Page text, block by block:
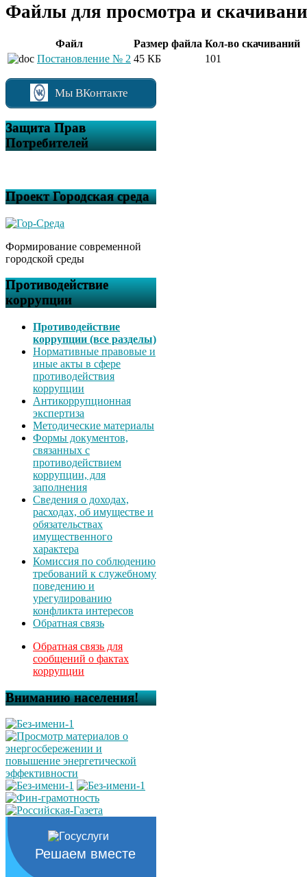
Файлы для просмотра и
Файл Размер файла Кол-во скачиваний
Постановление № 2 45 КБ 101
Мы ВКонтакте
Защита Прав
Потребителей
Проект Городская среда
Формирование современной
городской среды
Противодействие
коррупции
Противодействие
коррупции (все разделы)
Нормативные правовые и
иные акты в сфере
противодействия
коррупции
Антикоррупционная
экспертиза
Методические материалы
Формы документов,
связанных с
противодействием
коррупции, для
заполнения
Сведения о доходах,
расходах, об имуществе и
обязательствах
имущественного
характера
Комиссия по соблюдению
требований к служебному
поведению и
урегулированию
конфликта интересов
Обратная связь
Обратная связь для
сообщений о фактах
коррупции
Вниманию населения!
Решаем вместе